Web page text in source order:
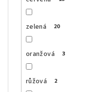
zelená 20
oranžová 3
růžová 2